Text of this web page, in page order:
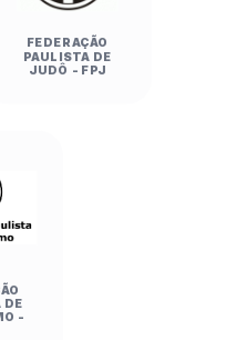
FEDERAÇÃO
PAULISTA DE
JUDÔ - FPJ
DE
-